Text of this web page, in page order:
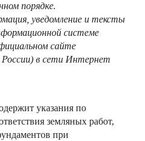
порядке.
уведомление и тексты
системе
сайте
в сети Интернет
указания по
земляных работ,
при